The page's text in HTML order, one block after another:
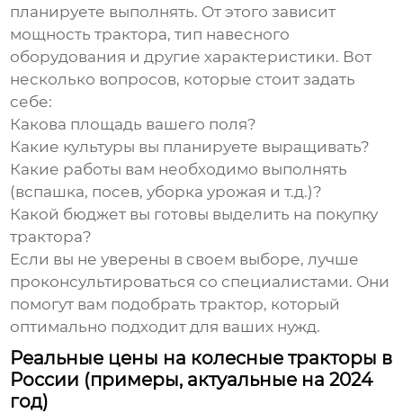
планируете выполнять. От этого зависит
мощность трактора, тип навесного
оборудования и другие характеристики. Вот
несколько вопросов, которые стоит задать
себе:
Какова площадь вашего поля?
Какие культуры вы планируете выращивать?
Какие работы вам необходимо выполнять
(вспашка, посев, уборка урожая и т.д.)?
Какой бюджет вы готовы выделить на покупку
трактора?
Если вы не уверены в своем выборе, лучше
проконсультироваться со специалистами. Они
помогут вам подобрать трактор, который
оптимально подходит для ваших нужд.
Реальные цены на колесные тракторы в
России (примеры, актуальные на 2024
год)